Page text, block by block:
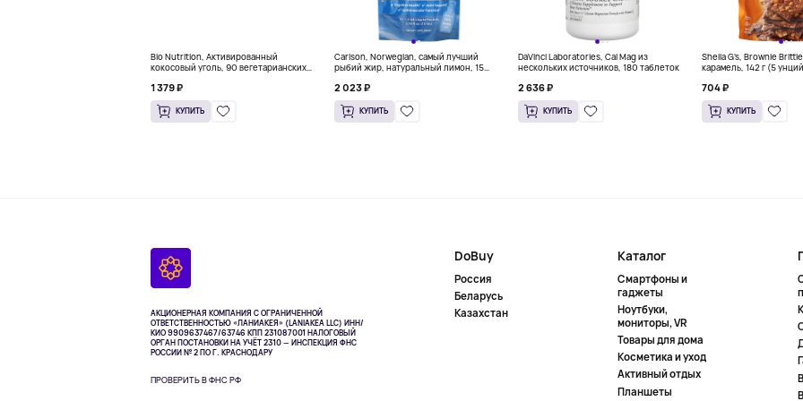
Bio Nutrition, Активированный
кокосовый уголь, 90 вегетарианских
1 379 ₽
КУПИТЬ
Carlson, Norwegian, самый лучший
рыбий жир, натуральный лимон, 15
2 023 ₽
КУПИТЬ
DaVinci Laboratories, Cal Mag из
нескольких источников, 180 таблеток
2 636 ₽
КУПИТЬ
Sheila G's, Brownie
карамель, 142 г (5
704 ₽
КУПИТЬ
АКЦИОНЕРНАЯ КОМПАНИЯ С ОГРАНИЧЕННОЙ
ОТВЕТСТВЕННОСТЬЮ «ЛАНИАКЕЯ» (LANIAKEA LLC) ИНН/
КИО 9909637467/63746 КПП 231087001НАЛОГОВЫЙ
ОРГАН ПОСТАНОВКИ НА УЧЁТ 2310 — ИНСПЕКЦИЯ ФНС
РОССИИ № 2 ПО Г. КРАСНОДАРУ
ПРОВЕРИТЬ В ФНС РФ
DoBuy
Россия
Беларусь
Казахстан
Каталог
Смартфоны и
гаджеты
Ноутбуки,
мониторы, VR
Товары для дома
Косметика и уход
Активный отдых
Планшеты